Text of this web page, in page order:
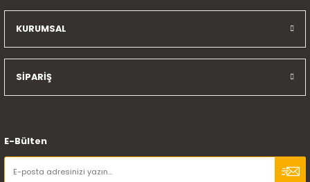
KURUMSAL
SİPARİŞ
E-Bülten